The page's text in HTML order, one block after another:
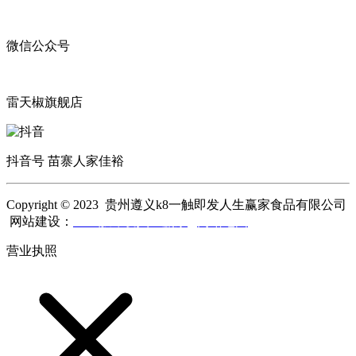
微信公众号
雷天椒旗舰店
抖音号 苗寨人家佳裕
Copyright © 2023 贵州遵义k8一触即发人生赢家食品有限公司
网站建设：
营业执照